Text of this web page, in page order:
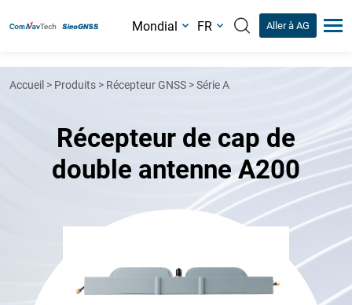
Mondial FR Aller à AG
Accueil > Produits > Récepteur GNSS >Série A
Récepteur de cap de
double antenne A200